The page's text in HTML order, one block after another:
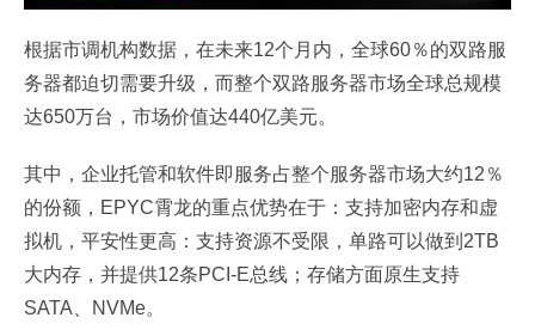
根据市调机构数据，在未来12个月内，全球60％的双路服
务器都迫切需要升级，而整个双路服务器市场全球总规模
达650万台，市场价值达440亿美元。
其中，企业托管和软件即服务占整个服务器市场大约12％
的份额，EPYC霄龙的重点优势在于：支持加密内存和虚
拟机，平安性更高：支持资源不受限，单路可以做到2TB
大内存，并提供12条PCI-E总线；存储方面原生支持
SATA、NVMe。